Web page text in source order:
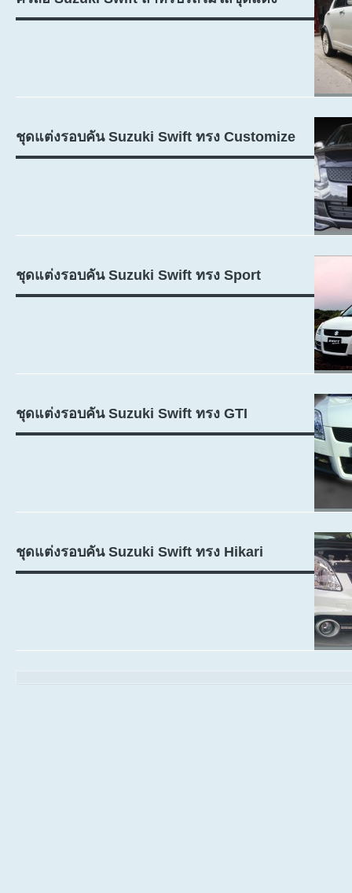
ชุดแต่งรอบคัน Suzuki Swift ทรง Customize
ชุดแต่งรอบคัน Suzuki Swift ทรง Sport
ชุดแต่งรอบคัน Suzuki Swift ทรง GTI
ชุดแต่งรอบคัน Suzuki Swift ทรง Hikari